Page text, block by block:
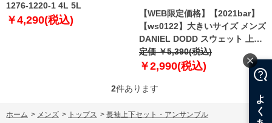
1276-1220-1 4L 5L
￥4,290(税込)
【WEB限定価格】【2021bar】
【ws0122】大きいサイズ メンズ
DANIEL DODD スウェット 上下
セット azts-200601
定価 ￥5,390(税込)
￥2,990(税込)
2件あります
ホーム > メンズ > トップス > 長袖上下セット・アンサンブル